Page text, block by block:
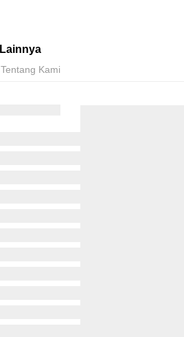
Lainnya
Tentang Kami